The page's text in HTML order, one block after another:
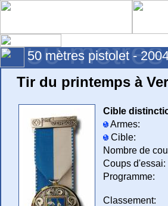
50
50 mètres pistolet -
Tir du printemps à
Cible
Armes:
Cible:
Nombre de
Coups d'essai:
Programme:
Classement: